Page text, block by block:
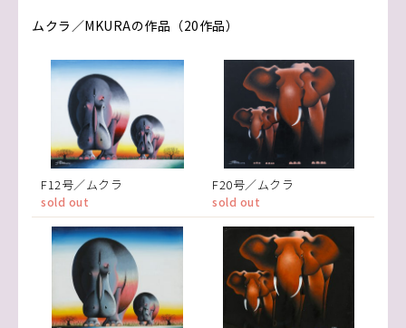
ムクラ／MKURAの作品（20作品）
F12号／ムクラ
sold out
F20号／ムクラ
sold out